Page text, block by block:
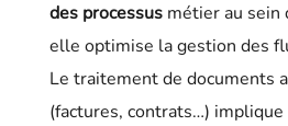
des processusmétier au sein
elle optimise la gestion des
Le traitement de documents
(factures, contrats…)